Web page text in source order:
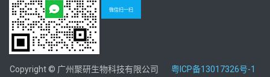
微信扫一扫
Copyright © 广州聚研生物科技有限公司 粤ICP备13017326号-1